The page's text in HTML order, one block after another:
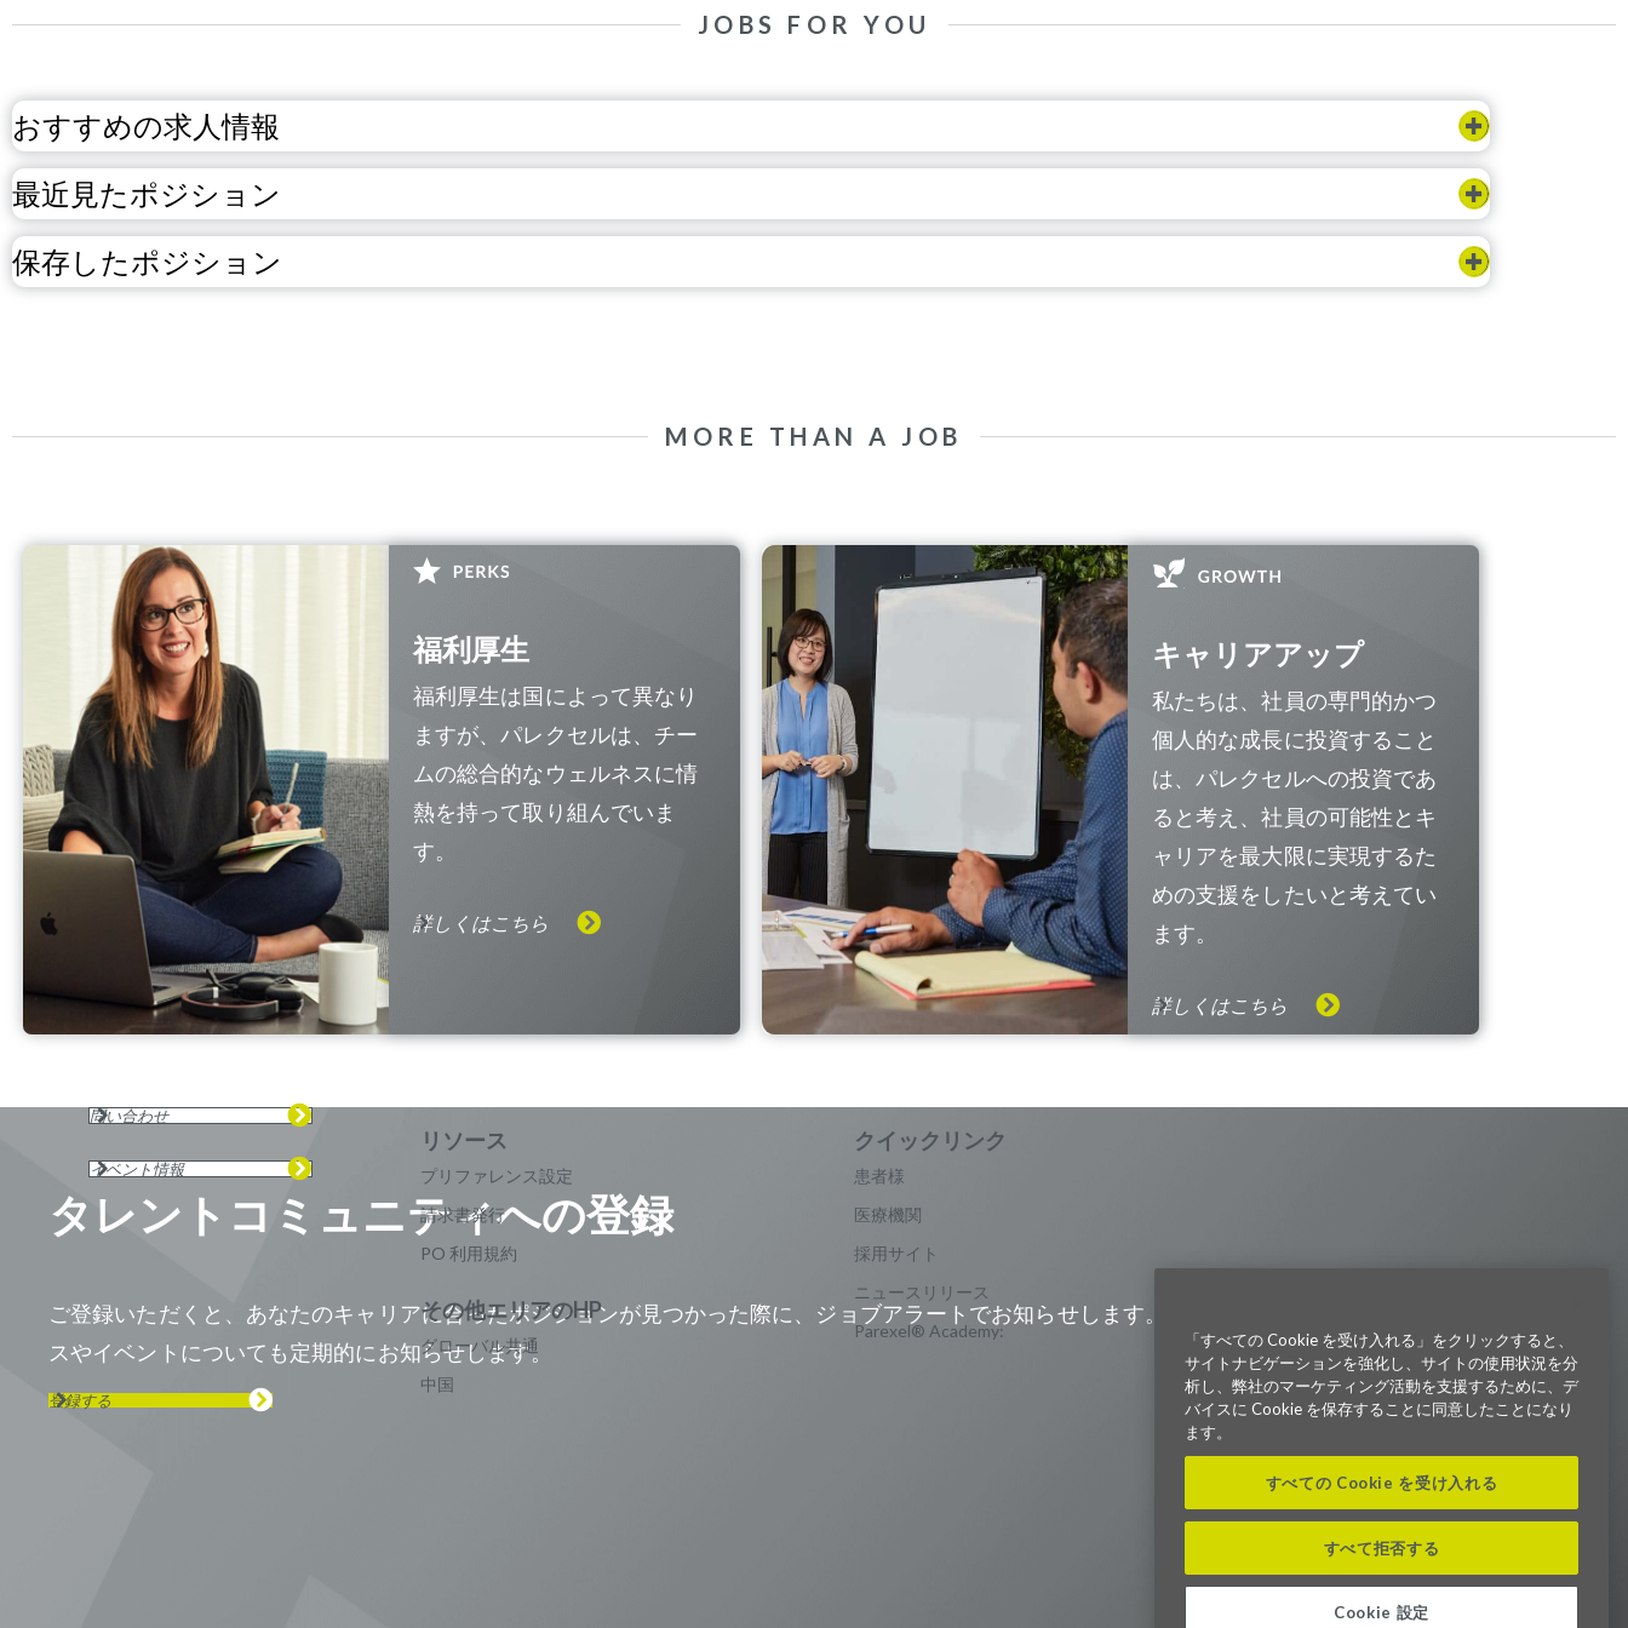
JOBS FOR YOU
おすすめの求人情報
最近見たポジション
保存したポジション
MORE THAN A JOB
福利厚生
福利厚生は国によって異なり
ますが、パレクセルは、チー
ムの総合的なウェルネスに情
熱を持って取り組んでいま
す。
詳しくはこちら
キャリアアップ
私たちは、社員の専門的かつ
個人的な成長に投資すること
は、パレクセルへの投資であ
ると考え、社員の可能性とキ
ャリアを最大限に実現するた
めの支援をしたいと考えてい
ます。
詳しくはこちら
タレントコミュニティへの登録
ご登録いただくと、あなたのキャリアに合ったポジションが見つかった際に、ジョブアラートでお知らせします。また、会社の最新ニュー
スやイベントについても定期的にお知らせします。
登録する
問い合わせ
イベント情報
プリファレンス設定
請求書発行
PO 利用規約
グローバル共通
中国
患者様
医療機関
採用サイト
ニュースリリース
Parexel® Academy:
東京本社 〒104-0033 東京都中央区
新川1-21-2 茅場町タワー13F/16F
Phone (03) 5931 2953
大阪市中央区今橋2−5−8
トレードピア淀屋橋18F
Phone (06) 4980 2913
「すべての Cookie を受け入れる」をクリックすると、
サイトナビゲーションを強化し、サイトの使用状況を分
析し、弊社のマーケティング活動を支援するために、デ
バイスに Cookie を保存することに同意したことになり
ます。
すべての Cookie を受け入れる
すべて拒否する
Cookie 設定